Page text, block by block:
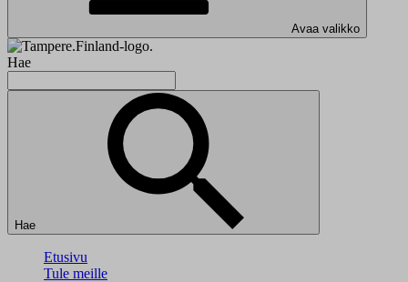
Avaa valikko
Hae
Hae
Etusivu
Tule meille